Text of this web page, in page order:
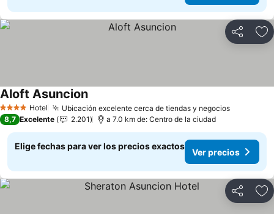
Compartir
4 EstrellasHotel Ubicación excelente cerca de tiendas y negociosVer
Aloft AsuncionVer precios
8,7 Excelente 2.201 a 7.0 km de: Centro de la ciudad
Elige fechas para ver los precios exactos
Ver precios
Compartir